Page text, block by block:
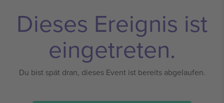
Dieses Ereignis ist
eingetreten.
Du bist spät dran, dieses Event ist bereits abgelaufen.